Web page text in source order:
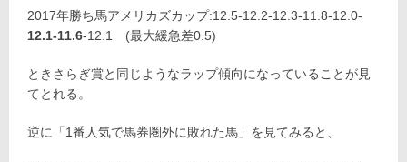
2017年勝ち馬アメリカズカップ:12.5-12.2-12.3-11.8-12.0-
12.1-11.6-12.1 (最大緩急差0.5)
ときさらぎ賞と同じようなラップ傾向になっていることが見
てとれる。
逆に「1番人気で馬券圏外に敗れた馬」を見てみると、